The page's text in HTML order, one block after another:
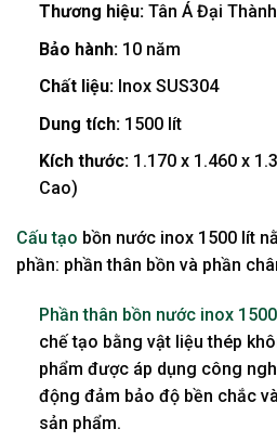
Thương hiệu:Tân Á Đại Thành
Bảo hành:10 năm
Chất liệu:Inox SUS304
Dung tích:1500 lít
Kích thước:1.170 x 1.460 x
Cao)
Cấu tạo bồn nước inox 1500 lít
phần: phần thân bồn và phần
Phần thân bồn nước inox
chế tạo bằng vật liệu thép
phẩm được áp dụng công
động đảm bảo độ bền chắc
sản phẩm.